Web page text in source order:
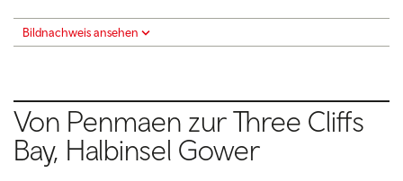
Bildnachweis ansehen
Von Penmaen zur Three Cliffs
Bay, Halbinsel Gower